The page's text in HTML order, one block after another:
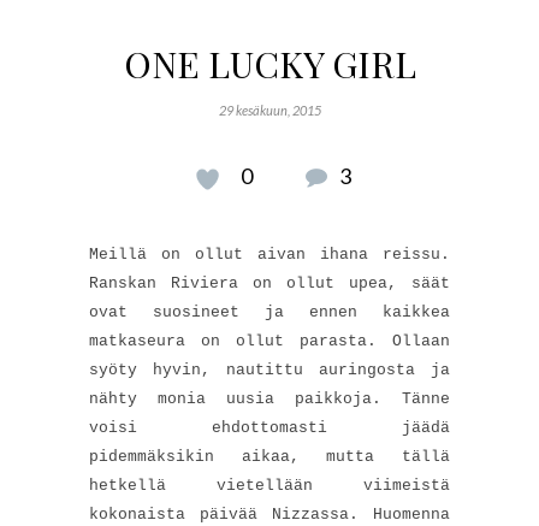
ONE LUCKY GIRL
29 kesäkuun, 2015
0 3
Meillä on ollut aivan ihana reissu.
Ranskan Riviera on ollut upea, säät
ovat suosineet ja ennen kaikkea
matkaseura on ollut parasta. Ollaan
syöty hyvin, nautittu auringosta ja
nähty monia uusia paikkoja. Tänne
voisi ehdottomasti jäädä
pidemmäksikin aikaa, mutta tällä
hetkellä vietellään viimeistä
kokonaista päivää Nizzassa. Huomenna